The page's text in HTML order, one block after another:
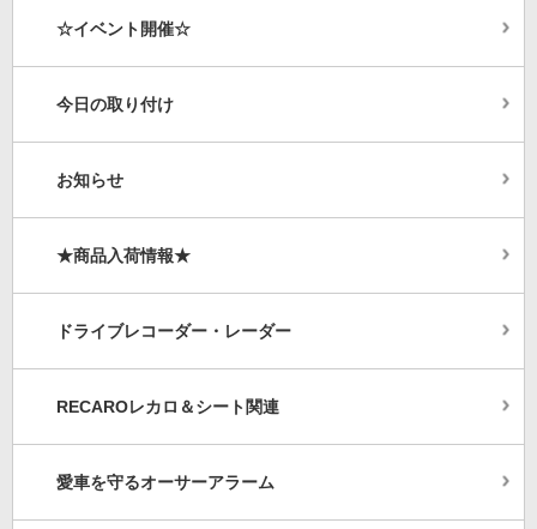
☆イベント開催☆
今日の取り付け
お知らせ
★商品入荷情報★
ドライブレコーダー・レーダー
RECAROレカロ＆シート関連
愛車を守るオーサーアラーム